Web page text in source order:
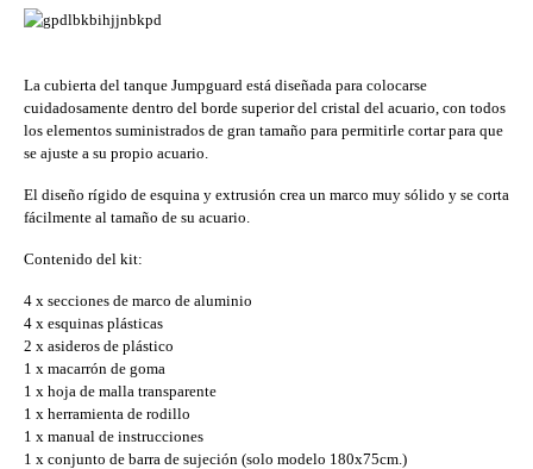
La cubierta del tanque Jumpguard está diseñada para colocarse
cuidadosamente dentro del borde superior del cristal del acuario, con todos
los elementos suministrados de gran tamaño para permitirle cortar para que
se ajuste a su propio acuario.
El diseño rígido de esquina y extrusión crea un marco muy sólido y se corta
fácilmente al tamaño de su acuario.
Contenido del kit:
4 x secciones de marco de aluminio
4 x esquinas plásticas
2 x asideros de plástico
1 x macarrón de goma
1 x hoja de malla transparente
1 x herramienta de rodillo
1 x manual de instrucciones
1 x conjunto de barra de sujeción (solo modelo 180x75cm.)